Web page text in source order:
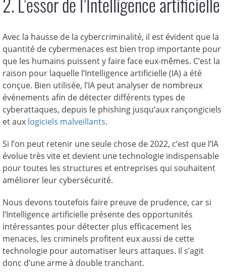
Avec la hausse de la cybercriminalité, il est évident que la
quantité de cybermenaces est bien trop importante pour
que les humains puissent y faire face eux-mêmes. C’est la
raison pour laquelle l’Intelligence artificielle (IA) a été
conçue. Bien utilisée, l’IA peut analyser de nombreux
événements afin de détecter différents types de
cyberattaques, depuis le phishing jusqu’aux rançongiciels
et aux logiciels malveillants.
Si l’on peut retenir une seule chose de 2022, c’est que l’IA
évolue très vite et devient une technologie indispensable
pour toutes les structures et entreprises qui souhaitent
améliorer leur cybersécurité.
Nous devons toutefois faire preuve de prudence, car si
l’Intelligence artificielle présente des opportunités
intéressantes pour détecter plus efficacement les
menaces, les criminels profitent eux aussi de cette
technologie pour automatiser leurs attaques. Il s’agit
donc d’une arme à double tranchant.